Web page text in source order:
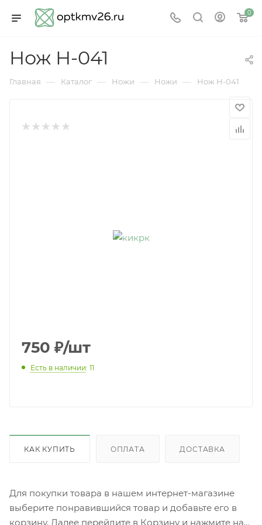
0
Нож Н-041
Главная — Каталог — Ножи — Ножи — Нож Н-041
750 ₽/шт
Есть в наличии: 11
КАК КУПИТЬ ОПЛАТА ДОСТАВКА
Для покупки товара в нашем интернет-магазине
выберите понравившийся товар и добавьте его в
корзину. Далее перейдите в Корзину и нажмите на